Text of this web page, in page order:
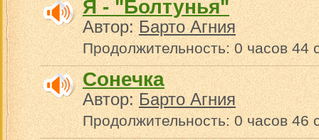
Я - "Болтунья"
Автор:Барто Агния
Продолжительность: 0 часов 44
Сонечка
Автор:Барто Агния
Продолжительность: 0 часов 46